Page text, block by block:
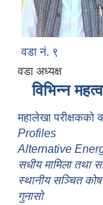
वडा नं. ९
वडा अध्यक्ष
विभिन्न
महालेखा परीक्षकको
Profiles
Alternative
सधीय मामिला तथा
स्थानीय सञ्चित
गुनासो